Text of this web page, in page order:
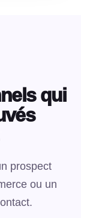
qui
prospect
ou un